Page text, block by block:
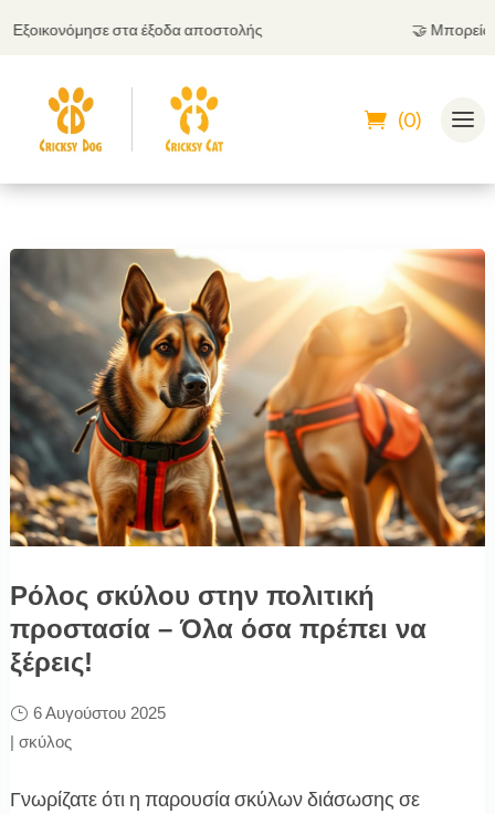
στα έξοδα αποστολής Μπορείς να
(0)
Ρόλος σκύλου στην πολιτική
προστασία – Όλα όσα πρέπει να
ξέρεις!
6 Αυγούστου 2025
| σκύλος
Γνωρίζατε ότι η παρουσία σκύλων διάσωσης σε